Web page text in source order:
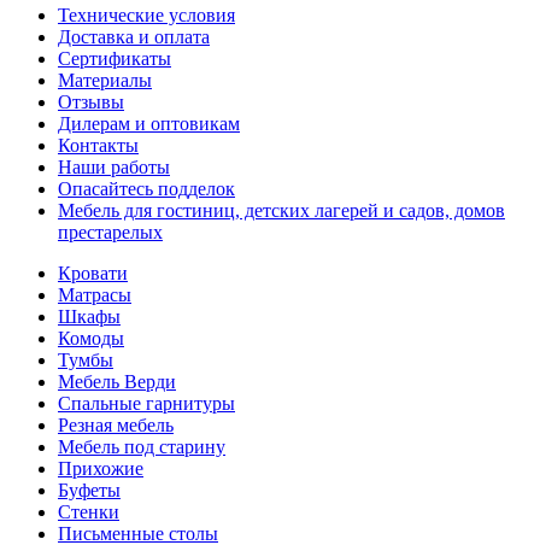
Технические условия
Доставка и оплата
Сертификаты
Материалы
Отзывы
Дилерам и оптовикам
Контакты
Наши работы
Опасайтесь подделок
Мебель для гостиниц, детских лагерей и садов, домов
престарелых
Кровати
Матрасы
Шкафы
Комоды
Тумбы
Мебель Верди
Спальные гарнитуры
Резная мебель
Мебель под старину
Прихожие
Буфеты
Стенки
Письменные столы